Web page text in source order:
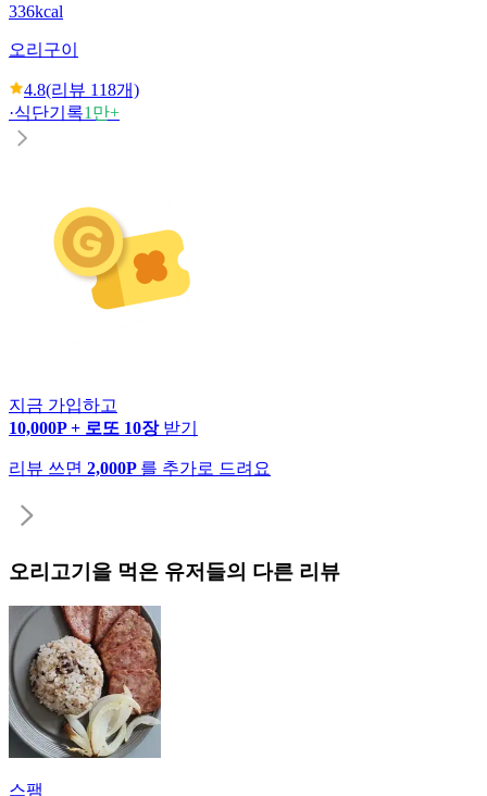
336kcal
오리구이
4.8(리뷰 118개)
·식단기록1만+
지금 가입하고
10,000P + 로또 10장 받기
리뷰 쓰면 2,000P 를 추가로 드려요
오리고기 을 먹은 유저들의 다른 리뷰
스팸